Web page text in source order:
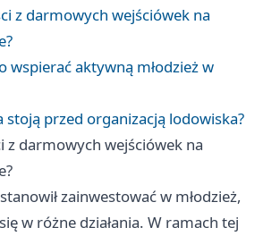
z darmowych wejściówek na
wspierać aktywną młodzież w
stoją przed organizacją lodowiska?
z darmowych wejściówek na
zainwestować w młodzież,
w różne działania. W ramach tej